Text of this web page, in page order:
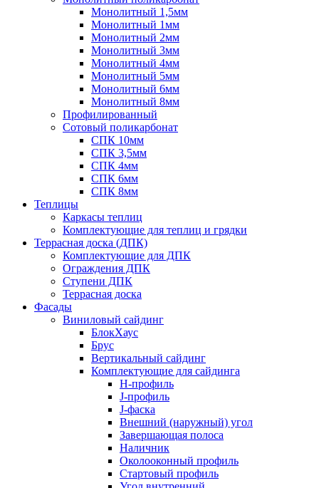
Монолитный 1,5мм
Монолитный 1мм
Монолитный 2мм
Монолитный 3мм
Монолитный 4мм
Монолитный 5мм
Монолитный 6мм
Монолитный 8мм
Профилированный
Сотовый поликарбонат
СПК 10мм
СПК 3,5мм
СПК 4мм
СПК 6мм
СПК 8мм
Теплицы
Каркасы теплиц
Комплектующие для теплиц и грядки
Террасная доска (ДПК)
Комплектующие для ДПК
Ограждения ДПК
Ступени ДПК
Террасная доска
Фасады
Виниловый сайдинг
БлокХаус
Брус
Вертикальный сайдинг
Комплектующие для сайдинга
H-профиль
J-профиль
J-фаска
Внешний (наружный) угол
Завершающая полоса
Наличник
Околооконный профиль
Стартовый профиль